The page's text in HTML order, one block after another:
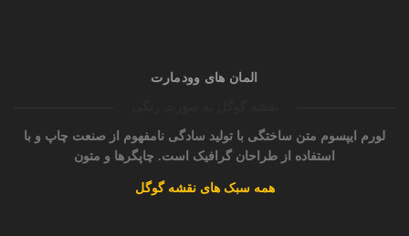
المان های وودمارت
لورم ایپسوم متن ساختگی با تولید سادگی نامفهوم از صنعت چاپ و با
استفاده از طراحان گرافیک است. چاپگرها و متون
همه سبک های نقشه گوگل